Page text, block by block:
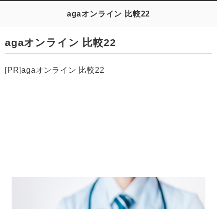
agaオンライン 比較22
agaオンライン 比較22
[PR]agaオンライン 比較22